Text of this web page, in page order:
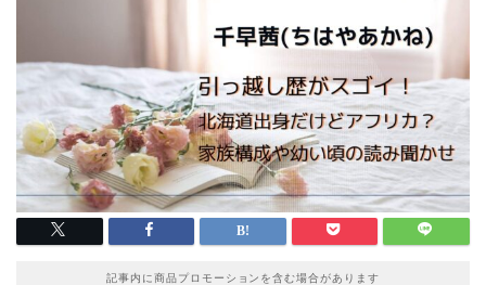
記事内に商品プロモーションを含む場合があります